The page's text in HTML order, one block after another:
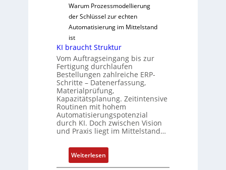
e
k
t
i
s
c
h
e
A
u
t
o
m
a
n
i
s
e
b
e
s
t
ä
t
i
g
n
J
t
r
i
b
s
-
u
n
d
M
a
r
e
t
Warum Prozessmodellierung
der Schlüssel zur echten
Automatisierung im Mittelstand
ist
KI braucht Struktur
Vom Auftragseingang bis zur
Fertigung durchlaufen
Bestellungen zahlreiche ERP-
Schritte – Datenerfassung,
Materialprüfung,
Kapazitätsplanung. Zeitintensive
Routinen mit hohem
Automatisierungspotenzial
durch KI. Doch zwischen Vision
und Praxis liegt im Mittelstand…
Weiterlesen:
K